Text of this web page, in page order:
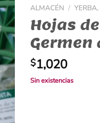
ALMACÉN /
Hojas
Germen
$1,020
Sin existencias